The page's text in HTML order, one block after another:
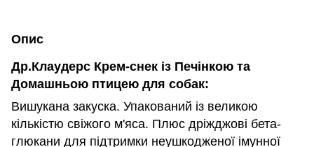
Опис
Др.Клаудерс Крем-снек із Печінкою та
Домашньою птицею для собак:
Вишукана закуска. Упакований із великою
кількістю свіжого м'яса. Плюс дріжджові бета-
глюкани для підтримки неушкодженої імунної